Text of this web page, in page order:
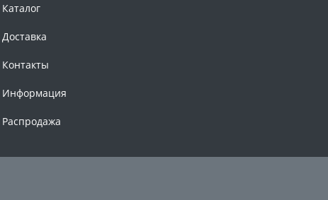
Каталог
Доставка
Контакты
Информация
Распродажа